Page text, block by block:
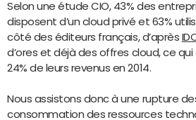
Selon une étude CIO, 43% des
disposent d’un cloud privé et 63%
côté des éditeurs français, d’après
d’ores et déjà des offres cloud, ce
24% de leurs revenus en 2014.
Nous assistons donc à une rupture
consommation des ressources